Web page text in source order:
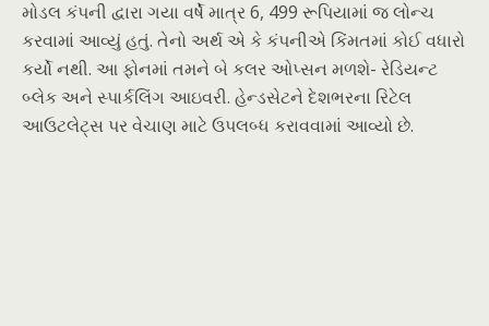
મોડલ કંપની દ્વારા ગયા વર્ષે માત્ર 6, 499 રૂપિયામાં જ લોન્ચ
કરવામાં આવ્યું હતું. તેનો અર્થ એ કે કંપનીએ કિંમતમાં કોઈ વધારો
કર્યો નથી. આ ફોનમાં તમને બે કલર ઓપ્સન મળશે- રેડિયન્ટ
બ્લેક અને સ્પાર્કલિંગ આઇવરી. હેન્ડસેટને દેશભરના રિટેલ
આઉટલેટ્સ પર વેચાણ માટે ઉપલબ્ધ કરાવવામાં આવ્યો છે.